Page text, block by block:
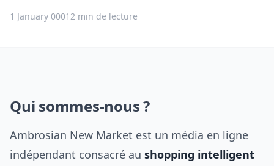
1 January 00012 min de lecture
Qui sommes-nous ?
Ambrosian New Market est un média en ligne
indépendant consacré au shopping intelligent